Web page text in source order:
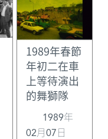
1989年春節
年初二在車
上等待演出
的舞獅隊
1989年
02月07日